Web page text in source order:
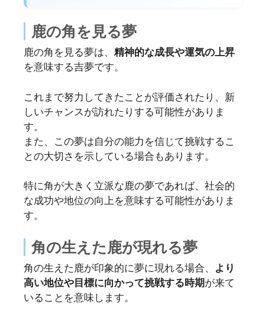
鹿の角を見る夢
鹿の角を見る夢は、 精神的な成長や運気の上昇
を意味する吉夢です。
これまで努力してきたことが評価されたり、新
しいチャンスが訪れたりする可能性がありま
す。
また、この夢は自分の能力を信じて挑戦するこ
との大切さを示している場合もあります。
特に角が大きく立派な鹿の夢であれば、社会的
な成功や地位の向上を意味する可能性がありま
す。
角の生えた鹿が現れる夢
角の生えた鹿が印象的に夢に現れる場合、 より
高い地位や目標に向かって挑戦する時期が来て
いることを意味します。